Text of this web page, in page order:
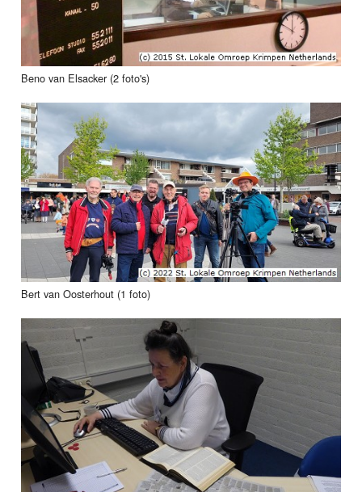
Beno van Elsacker (2 foto's)
Bert van Oosterhout (1 foto)